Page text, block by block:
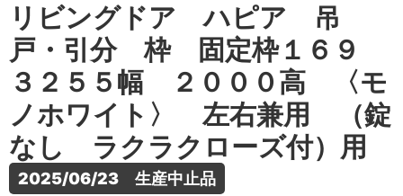
リビングドア ハピア 吊
戸・引分 枠 固定枠１６９
３２５５幅 ２０００高 〈モ
ノホワイト〉 左右兼用 （錠
なし ラクラクローズ付）用
2025/06/23　生産中止品